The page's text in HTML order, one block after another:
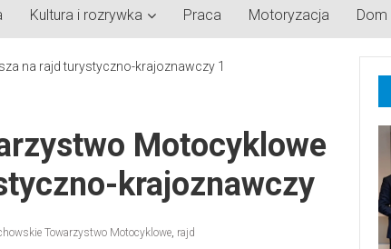
Kultura i rozrywka Praca Motoryzacja Dom
Motocyklowe
krajoznawczy
Towarzystwo Motocyklowe, rajd